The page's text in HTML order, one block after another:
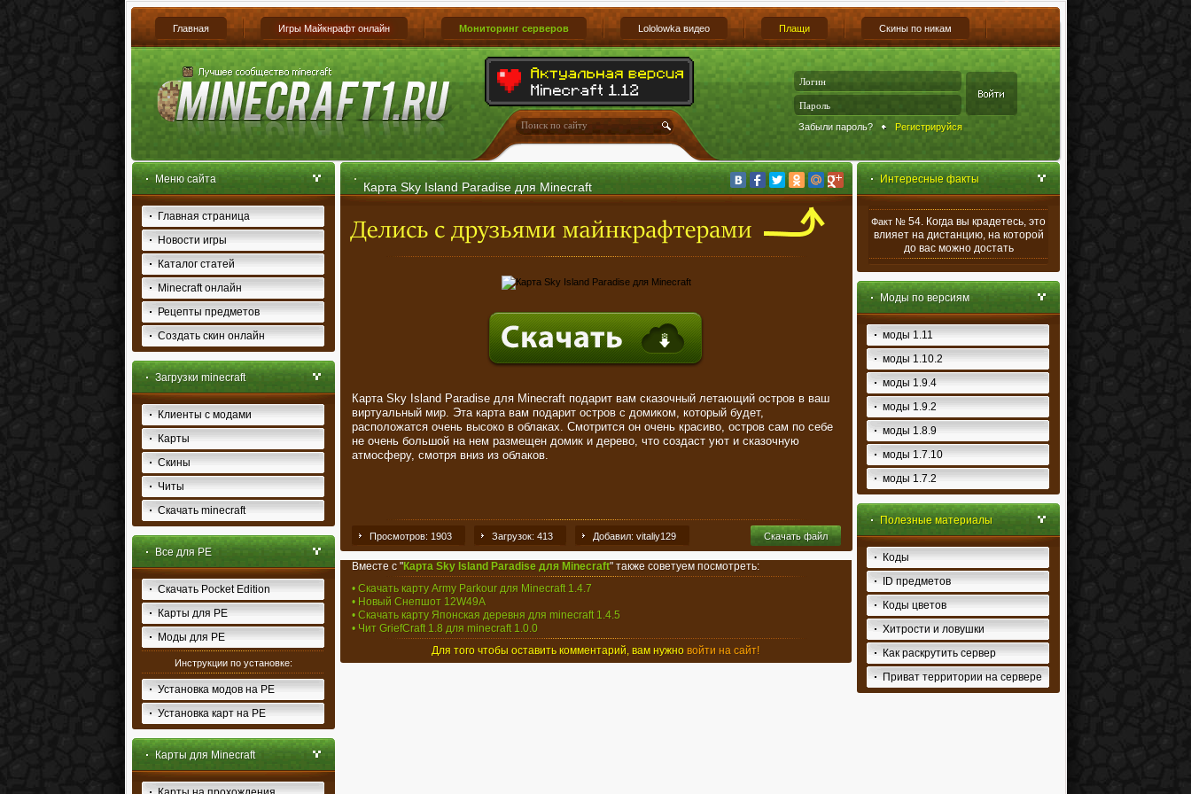
Главная Игры Майкнрафт онлайн Мониторинг серверов Lololowka видео Плащи Скины по никам
Забыли пароль? Регистрируйся
Меню сайта
Главная страница
Новости игры
Каталог статей
Minecraft онлайн
Рецепты предметов
Создать скин онлайн
Загрузки minecraft
Клиенты с модами
Карты
Скины
Читы
Скачать minecraft
Все для PE
Скачать Pocket Edition
Карты для PE
Моды для PE
Инструкции по установке:
Установка модов на PE
Установка карт на PE
Карты для Minecraft
Интересные факты
Факт № 54. Когда вы крадетесь, это
влияет на дистанцию, на которой
до вас можно достать
Моды по версиям
моды 1.11
моды 1.10.2
моды 1.9.4
моды 1.9.2
моды 1.8.9
моды 1.7.10
моды 1.7.2
Полезные материалы
Коды
ID предметов
Коды цветов
Хитрости и ловушки
Как раскрутить сервер
Приват территории на сервере
Карта Sky Island Paradise для Minecraft
Карта Sky Island Paradise для Minecraft подарит вам сказочный летающий остров в ваш
виртуальный мир. Эта карта вам подарит остров с домиком, который будет,
расположатся очень высоко в облаках. Смотрится он очень красиво, остров сам по себе
не очень большой на нем размещен домик и дерево, что создаст уют и сказочную
атмосферу, смотря вниз из облаков.
Просмотров: 1903 Загрузок: 413 Добавил: vitaliy129 Скачать файл
Вместе с "Карта Sky Island Paradise для Minecraft" также советуем посмотреть:
• Скачать карту Army Parkour для Minecraft 1.4.7
• Новый Снепшот 12W49A
• Скачать карту Японская деревня для minecraft 1.4.5
• Чит GriefCraft 1.8 для minecraft 1.0.0
Для того чтобы оставить комментарий, вам нужно войти на сайт!